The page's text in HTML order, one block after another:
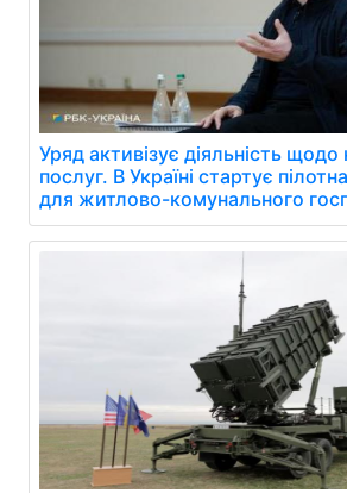
Уряд активізує діяльність
послуг. В Україні стартує
для житлово-комунального